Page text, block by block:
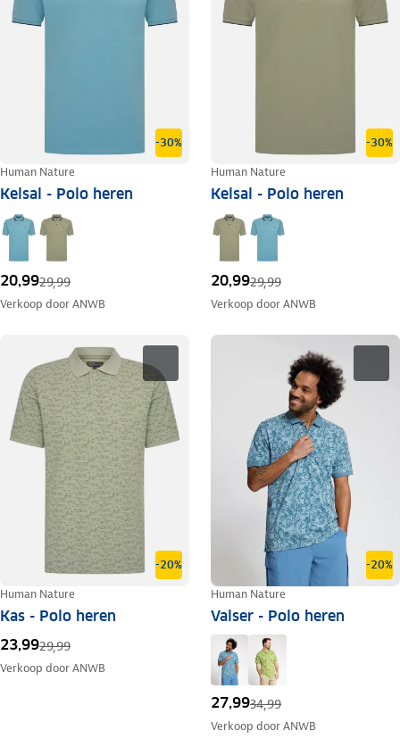
-30%
Human Nature
Kelsal - Polo heren
20,9929,99
Verkoop doorANWB
-30%
Human Nature
Kelsal - Polo heren
20,9929,99
Verkoop doorANWB
-20%
Human Nature
Kas - Polo heren
23,9929,99
Verkoop doorANWB
-20%
Human Nature
Valser - Polo heren
27,9934,99
Verkoop doorANWB